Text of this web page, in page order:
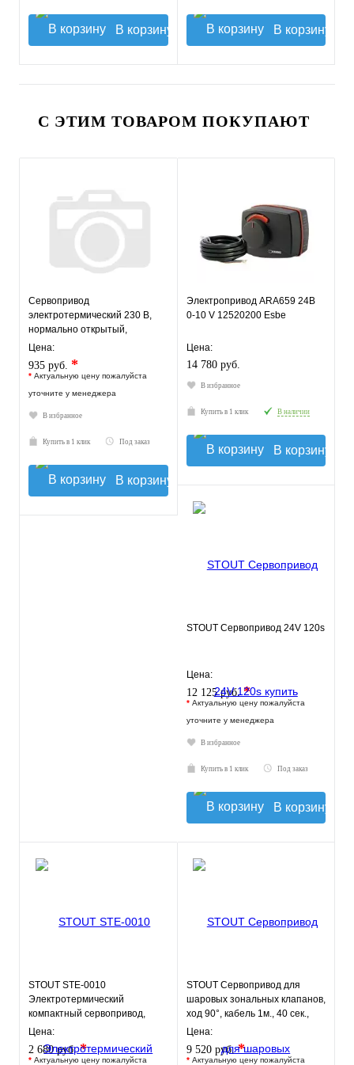
В корзину В корзину
С ЭТИМ ТОВАРОМ ПОКУПАЮТ
Сервопривод
электротермический 230 В,
нормально открытый,
ROMMER
Цена:
935 руб. *
* Актуальную цену пожалуйста
уточните у менеджера
В избранное
Купить в 1 клик Под заказ
В корзину
Электропривод ARA659 24В
0-10 V 12520200 Esbe
Цена:
14 780 руб.
В избранное
Купить в 1 клик В наличии
В корзину
STOUT Сервопривод 24V 120s
Цена:
12 125 руб.*
* Актуальную цену пожалуйста
уточните у менеджера
В избранное
Купить в 1 клик Под заказ
В корзину
STOUT STE-0010
Электротермический
компактный сервопривод,
нормально открытый, 230 В
Цена:
2 680 руб.*
* Актуальную цену пожалуйста
STOUT Сервопривод для
шаровых зональных клапанов,
ход 90°, кабель 1м., 40 сек.,
230V, 4 полюса
Цена:
9 520 руб.*
* Актуальную цену пожалуйста